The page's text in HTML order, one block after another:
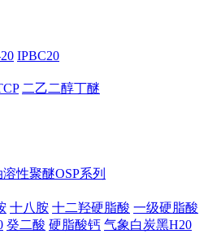
IPBC20
二乙二醇丁醚
溶性聚醚OSP系列
十八胺 十二羟硬脂酸 一级硬脂酸
癸二酸 硬脂酸钙 气象白炭黑H20